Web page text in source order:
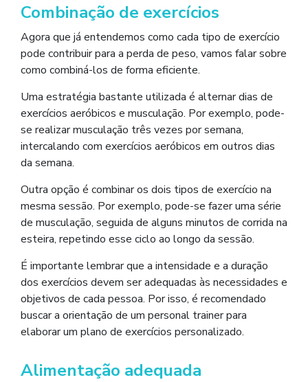
Combinação de exercícios
Agora que já entendemos como cada tipo de exercício
pode contribuir para a perda de peso, vamos falar sobre
como combiná-los de forma eficiente.
Uma estratégia bastante utilizada é alternar dias de
exercícios aeróbicos e musculação. Por exemplo, pode-
se realizar musculação três vezes por semana,
intercalando com exercícios aeróbicos em outros dias
da semana.
Outra opção é combinar os dois tipos de exercício na
mesma sessão. Por exemplo, pode-se fazer uma série
de musculação, seguida de alguns minutos de corrida na
esteira, repetindo esse ciclo ao longo da sessão.
É importante lembrar que a intensidade e a duração
dos exercícios devem ser adequadas às necessidades e
objetivos de cada pessoa. Por isso, é recomendado
buscar a orientação de um personal trainer para
elaborar um plano de exercícios personalizado.
Alimentação adequada